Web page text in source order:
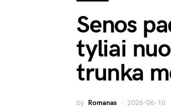
Senos
tyliai
trunka
by Romanas 2026-06-10